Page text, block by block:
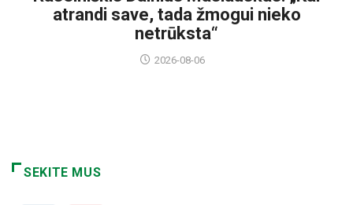
atrandi save, tada žmogui nieko
netrūksta“
2026-08-06
SEKITE MUS